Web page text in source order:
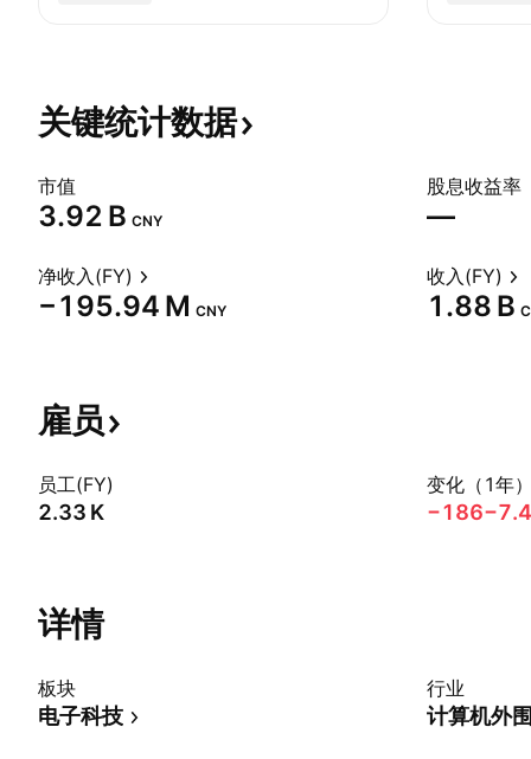
关键统计数据
市值
‪3.92 B‬ CNY
股息收益率
—
净收入(FY)
‪−195.94 M‬ CNY
收入(FY)
‪1.88 B‬
雇员
员工(FY)
‪2.33 K‬
变化（1年
−186
详情
板块
电子科技
行业
计算机外